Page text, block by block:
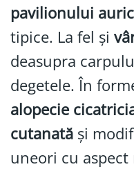
pavilionului
tipice. La fel și
deasupra
degetele. În
alopecie
cutanată și
uneori cu